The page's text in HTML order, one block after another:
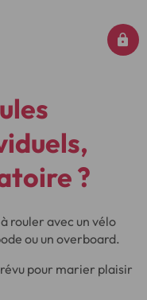
?
rouler avec un vélo
ou un overboard.
pour marier plaisir